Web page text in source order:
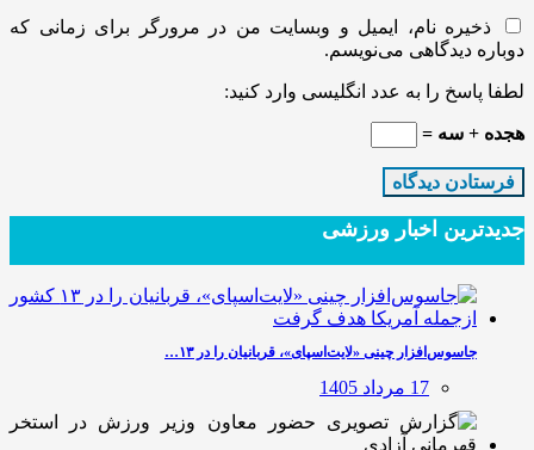
ذخیره نام، ایمیل و وبسایت من در مرورگر برای زمانی که
دوباره دیدگاهی می‌نویسم.
لطفا پاسخ را به عدد انگلیسی وارد کنید:
هجده + سه =
جدیدترین‌ اخبار ورزشی
جاسوس‌افزار چینی «لایت‌اسپای»، قربانیان را در ۱۳…
17 مرداد 1405